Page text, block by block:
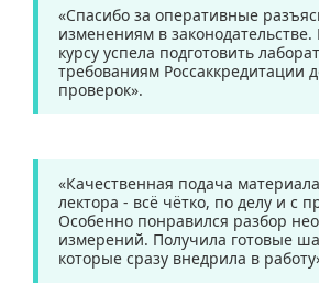
«Спасибо за оперативные
изменениям в законодательстве.
курсу успела подготовить
требованиям Россаккредитации
проверок».
«Качественная подача
лектора - всё чётко, по делу и с
Особенно понравился разбор
измерений. Получила готовые
которые сразу внедрила в